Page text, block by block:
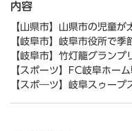
内容
【山県市】山県市の児童が
【岐阜市】岐阜市役所で季
【岐阜市】竹灯籠グランプ
【スポーツ】FC岐阜ホー
【スポ―ツ】岐阜スゥープ